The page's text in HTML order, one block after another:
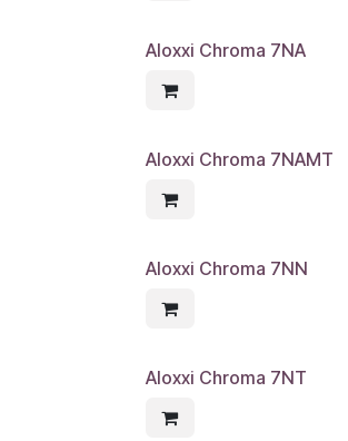
Aloxxi Chroma 7NA
Aloxxi Chroma 7NAMT
Aloxxi Chroma 7NN
Aloxxi Chroma 7NT